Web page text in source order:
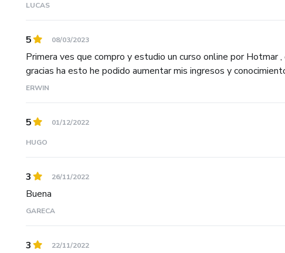
LUCAS
5 08/03/2023
Primera ves que compro y estudio un curso online por Hotmar
gracias ha esto he podido aumentar mis ingresos y
ERWIN
5 01/12/2022
HUGO
3 26/11/2022
Buena
GARECA
3 22/11/2022